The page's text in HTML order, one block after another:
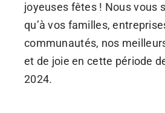
joyeuses fêtes ! Nous vous
qu’à vos familles,
communautés, nos
et de joie en cette période
2024.